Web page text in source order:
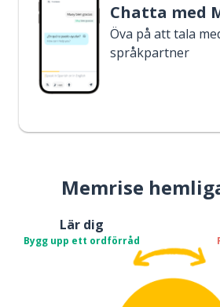
Chatta med
Öva på att tala
språkpartner
Memrise
Lär dig
Bygg upp ett ordförråd